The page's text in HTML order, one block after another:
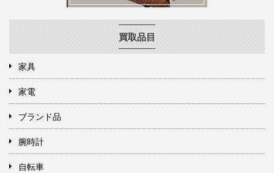
買取品目
家具
家電
ブランド品
腕時計
自転車